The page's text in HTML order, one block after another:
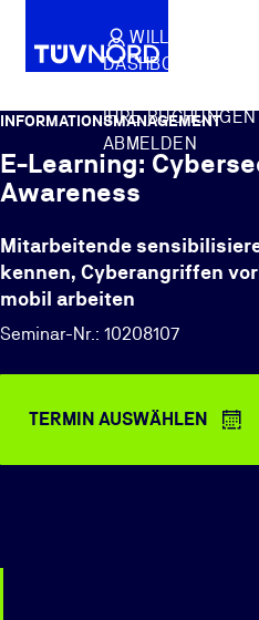
Springe zum Hauptinhalt
WILLKOMMEN
DASHBOARD
IHRE BUCHUNGEN
ABMELDEN
INFORMATIONSMANAGEMENT
E-Learning:
Awareness
Mitarbeitende
kennen, Cyberangriffen
mobil arbeiten
Seminar-Nr.: 10208107
TERMIN AUSWÄHLEN